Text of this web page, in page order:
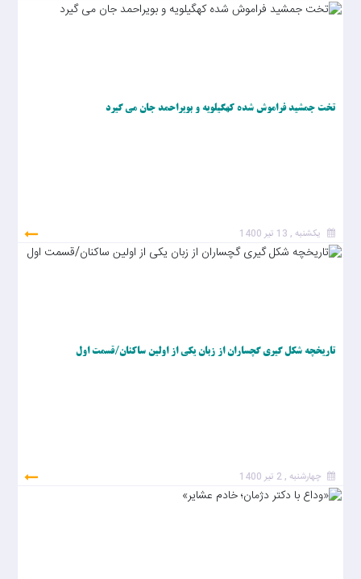
تخت جمشید فراموش شده کهگیلویه و بویراحمد جان می گیرد
یکشنبه , 13 تیر 1400
تاریخچه شکل گیری گچساران از زبان یکی از اولین ساکنان/قسمت اول
چهارشنبه , 2 تیر 1400